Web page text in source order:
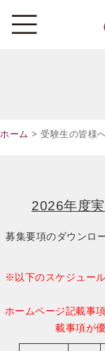
ホーム > 受験生の皆様
2026年度
募集要項のダウンロ
※以下のスケジュー
ホームページ記載事
載事項が